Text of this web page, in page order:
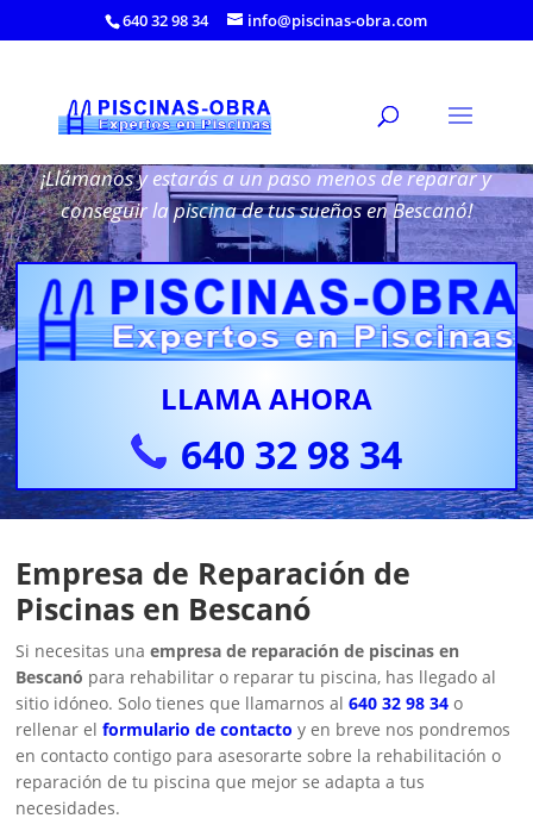
640 32 98 34 info@piscinas-obra.com
Reparación de Piscinas en Bescanó
¡Llámanos y estarás a un paso menos de reparar y
conseguir la piscina de tus sueños en Bescanó!
LLAMA AHORA
640 32 98 34
Empresa de Reparación de
Piscinas en Bescanó
Si necesitas unaempresa de reparación de piscinas en
Bescanó para rehabilitar o reparar tu piscina, has llegado al
sitio idóneo. Solo tienes que llamarnos al640 32 98 34 o
rellenar elformulario de contacto y en breve nos pondremos
en contacto contigo para asesorarte sobre la rehabilitación o
reparación de tu piscina que mejor se adapta a tus
necesidades.